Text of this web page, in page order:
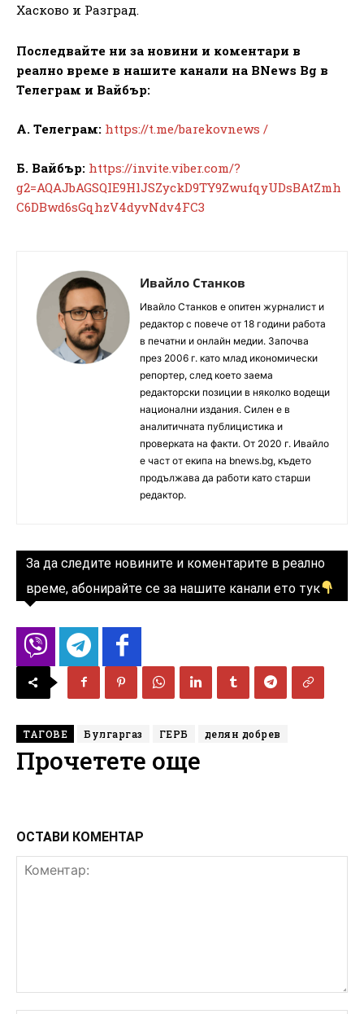
Хасково и Разград.
Последвайте ни за новини и коментари в
реално време в нашите канали на BNews Bg в
Телеграм и Вайбър:
А. Телеграм: https://t.me/barekovnews /
Б. Вайбър: https://invite.viber.com/?
g2=AQAJbAGSQIE9HlJSZyckD9TY9ZwufqyUDsBAtZmh
C6DBwd6sGqhzV4dyvNdv4FC3
Ивайло Станков
Ивайло Станков е опитен журналист и
редактор с повече от 18 години работа
в печатни и онлайн медии. Започва
през 2006 г. като млад икономически
репортер, след което заема
редакторски позиции в няколко водещи
национални издания. Силен е в
аналитичната публицистика и
проверката на факти. От 2020 г. Ивайло
е част от екипа на bnews.bg, където
продължава да работи като старши
редактор.
За да следите новините и коментарите в реално
време, абонирайте се за нашите канали ето тук
ТАГОВЕ Булгаргаз ГЕРБ делян добрев
Прочетете още
ОСТАВИ КОМЕНТАР